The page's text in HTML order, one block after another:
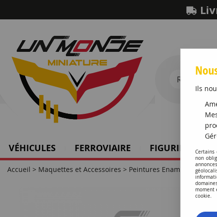
VÉHICULES FERROVIAIRE FIGURINES
Accueil > Maquettes et Accessoires > Peintures Enamel
Ils
Certains
non
moment
cookie.